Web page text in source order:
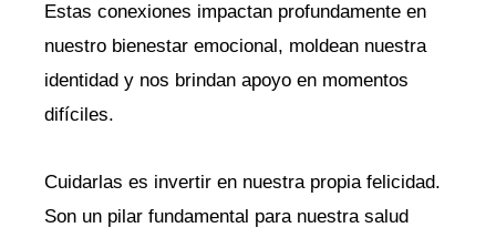
Estas conexiones impactan profundamente en
nuestro bienestar emocional, moldean nuestra
identidad y nos brindan apoyo en momentos
difíciles.
Cuidarlas es invertir en nuestra propia felicidad.
Son un pilar fundamental para nuestra salud